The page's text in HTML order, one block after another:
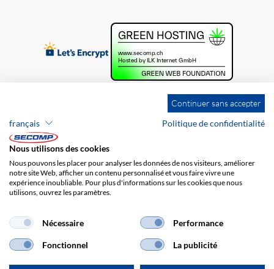
Brands
Protection des données
Frais de port
Continuer sans accepter
français
Politique de confidentialité
Nous utilisons des cookies
Nous pouvons les placer pour analyser les données de nos visiteurs, améliorer
notre site Web, afficher un contenu personnalisé et vous faire vivre une
expérience inoubliable. Pour plus d'informations sur les cookies que nous
utilisons, ouvrez les paramètres.
Nécessaire Performance
Fonctionnel La publicité